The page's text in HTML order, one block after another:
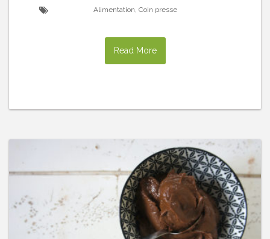
Alimentation, Coin presse
Read More